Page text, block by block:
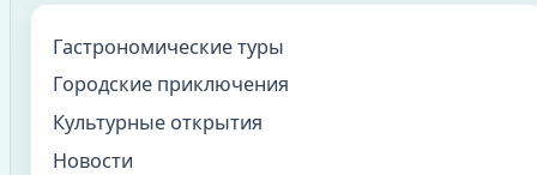
Гастрономические туры
Городские приключения
Культурные открытия
Новости